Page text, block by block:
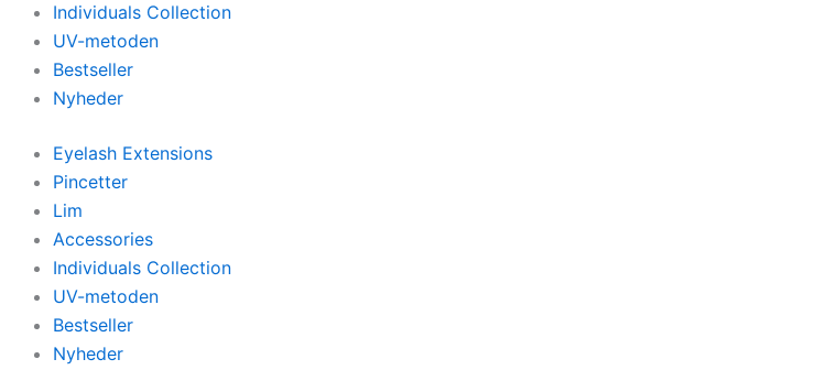
Individuals Collection
UV-metoden
Bestseller
Nyheder
Eyelash Extensions
Pincetter
Lim
Accessories
Individuals Collection
UV-metoden
Bestseller
Nyheder